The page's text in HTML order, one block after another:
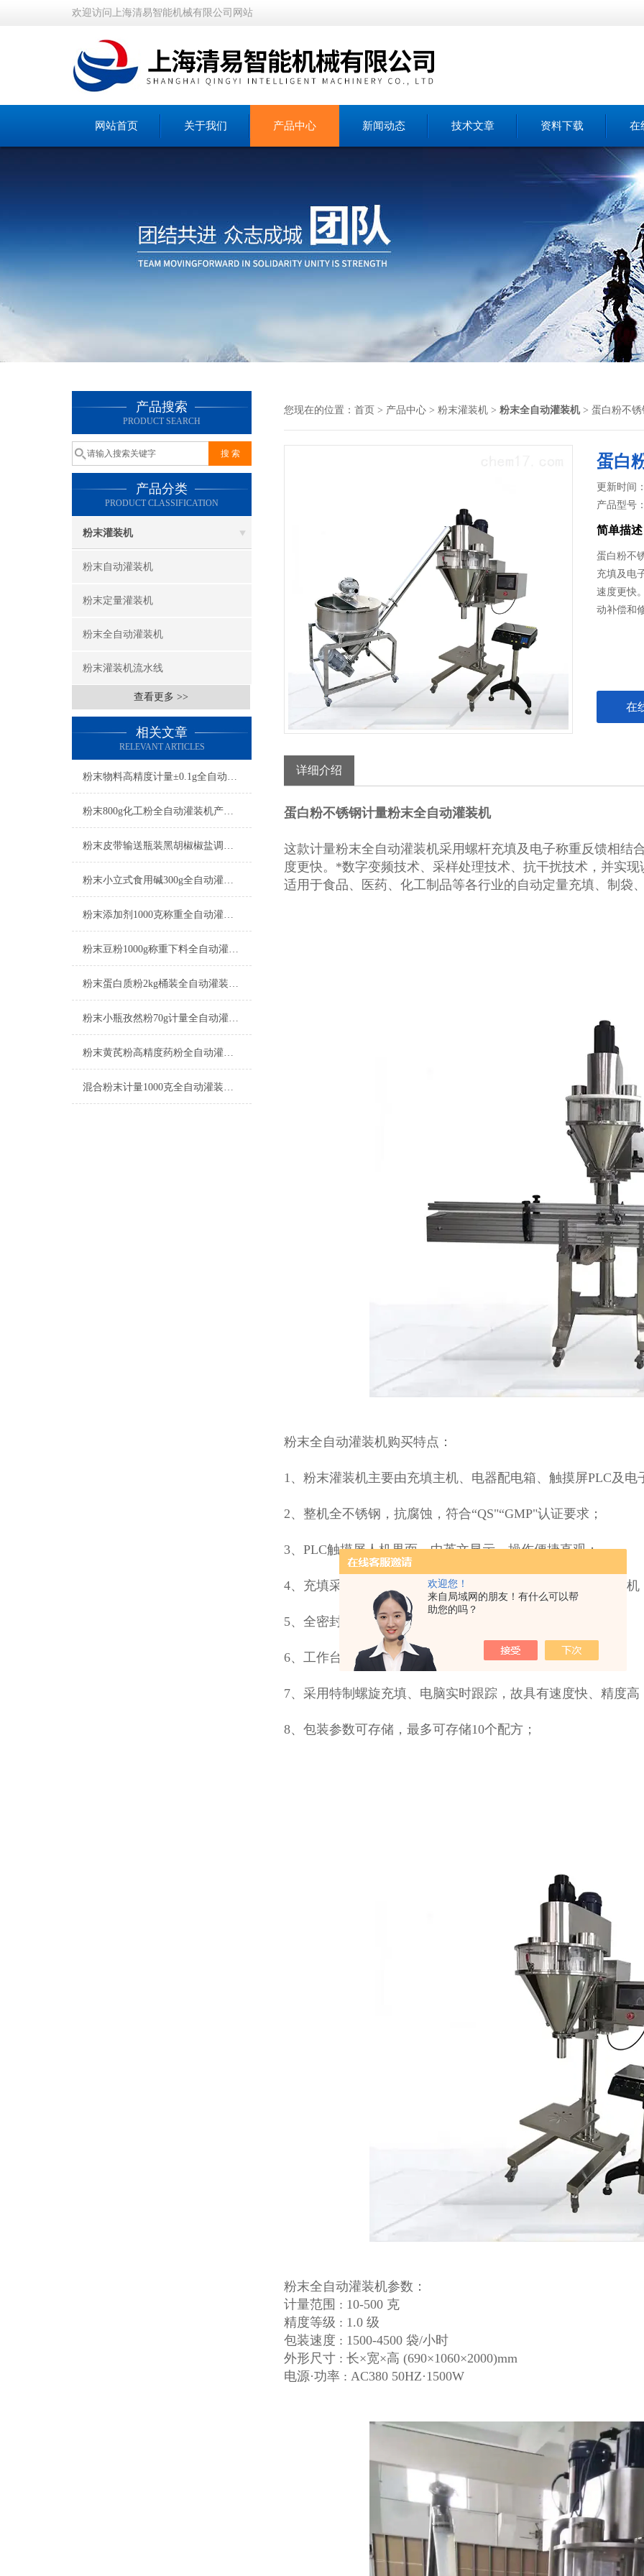
欢迎您！
来自局域网的朋友！有什么可以帮
助您的吗？
欢迎访问上海清易智能机械有限公司网站
网站首页 关于我们 产品中心 新闻动态 技术文章 资料下载 在
产品搜索
PRODUCT SEARCH
产品分类
PRODUCT CLASSIFICATION
粉末灌装机
粉末自动灌装机
粉末定量灌装机
粉末全自动灌装机
粉末灌装机流水线
查看更多 >>
相关文章
RELEVANT ARTICLES
粉末物料高精度计量±0.1g全自动灌装机特点
粉末800g化工粉全自动灌装机产品简介
粉末皮带输送瓶装黑胡椒椒盐调料全自动灌装机简介
粉末小立式食用碱300g全自动灌装机简介
粉末添加剂1000克称重全自动灌装机简介
粉末豆粉1000g称重下料全自动灌装机简介
粉末蛋白质粉2kg桶装全自动灌装机产品简介
粉末小瓶孜然粉70g计量全自动灌装机简介
粉末黄芪粉高精度药粉全自动灌装机简介
混合粉末计量1000克全自动灌装机简介
您现在的位置： 首页 > 产品中心 > 粉末灌装机 > 粉末全自动灌装机> 蛋白粉不锈
蛋白
更新时间
产品型号
简单描述
蛋白粉不
充填及电
速度更快
动补偿和
在
详细介绍
蛋白粉不锈钢计量粉末全自动灌装机
这款计量粉末全自动灌装机采用螺杆充填及电子称重反馈相结
度更快。*数字变频技术、采样处理技术、抗干扰技术，并实
适用于食品、医药、化工制品等各行业的自动定量充填、制袋
粉末全自动灌装机购买特点：
1、粉末灌装机主要由充填主机、电器配电箱、触摸屏PLC及
2、整机全不锈钢，抗腐蚀，符合“QS"“GMP"认证要求；
3、PLC触摸屏人机界面，中英文显示，操作便捷直观；
4、充填采用伺服电机驱动，搅拌采用中国台湾免保养减速电
5、全密封、不锈钢和有机玻璃料箱组合，拆洗方便；
6、工作台方便升降；
7、采用特制螺旋充填、电脑实时跟踪，故具有速度快、精度高
8、包装参数可存储，最多可存储10个配方；
粉末全自动灌装机参数：
计量范围 : 10-500 克
精度等级 : 1.0 级
包装速度 : 1500-4500 袋/小时
外形尺寸 : 长×宽×高 (690×1060×2000)mm
电源·功率 : AC380 50HZ·1500W